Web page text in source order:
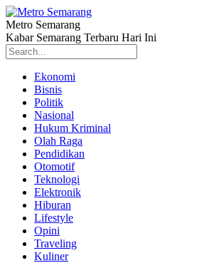
Metro Semarang
Kabar Semarang Terbaru Hari Ini
Ekonomi
Bisnis
Politik
Nasional
Hukum Kriminal
Olah Raga
Pendidikan
Otomotif
Teknologi
Elektronik
Hiburan
Lifestyle
Opini
Traveling
Kuliner